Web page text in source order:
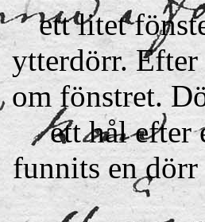
ett litet
ytterdörr.
om fönstret.
ett hål efter
funnits en